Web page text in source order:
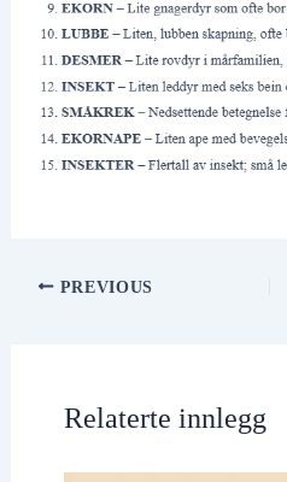
PREVIOUS
Relaterte innlegg